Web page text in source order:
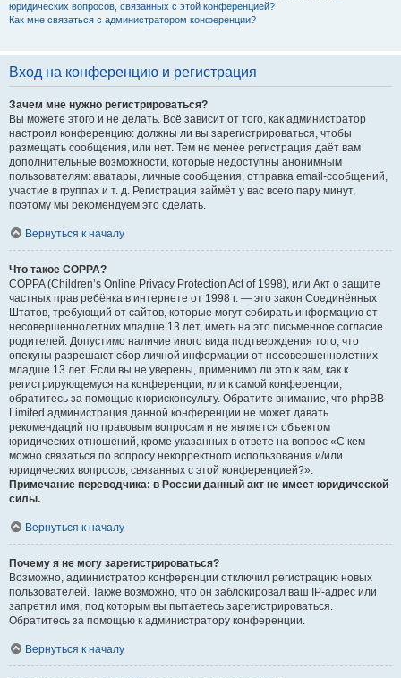
юридических вопросов, связанных с этой конференцией?
Как мне связаться с администратором конференции?
Вход на конференцию и регистрация
Зачем мне нужно регистрироваться?
Вы можете этого и не делать. Всё зависит от того, как администратор
настроил конференцию: должны ли вы зарегистрироваться, чтобы
размещать сообщения, или нет. Тем не менее регистрация даёт вам
дополнительные возможности, которые недоступны анонимным
пользователям: аватары, личные сообщения, отправка email-сообщений,
участие в группах и т. д. Регистрация займёт у вас всего пару минут,
поэтому мы рекомендуем это сделать.
Вернуться к началу
Что такое COPPA?
COPPA (Children’s Online Privacy Protection Act of 1998), или Акт о защите
частных прав ребёнка в интернете от 1998 г. — это закон Соединённых
Штатов, требующий от сайтов, которые могут собирать информацию от
несовершеннолетних младше 13 лет, иметь на это письменное согласие
родителей. Допустимо наличие иного вида подтверждения того, что
опекуны разрешают сбор личной информации от несовершеннолетних
младше 13 лет. Если вы не уверены, применимо ли это к вам, как к
регистрирующемуся на конференции, или к самой конференции,
обратитесь за помощью к юрисконсульту. Обратите внимание, что phpBB
Limited администрация данной конференции не может давать
рекомендаций по правовым вопросам и не является объектом
юридических отношений, кроме указанных в ответе на вопрос «С кем
можно связаться по вопросу некорректного использования и/или
юридических вопросов, связанных с этой конференцией?».
Примечание переводчика: в России данный акт не имеет юридической
силы..
Вернуться к началу
Почему я не могу зарегистрироваться?
Возможно, администратор конференции отключил регистрацию новых
пользователей. Также возможно, что он заблокировал ваш IP-адрес или
запретил имя, под которым вы пытаетесь зарегистрироваться.
Обратитесь за помощью к администратору конференции.
Вернуться к началу